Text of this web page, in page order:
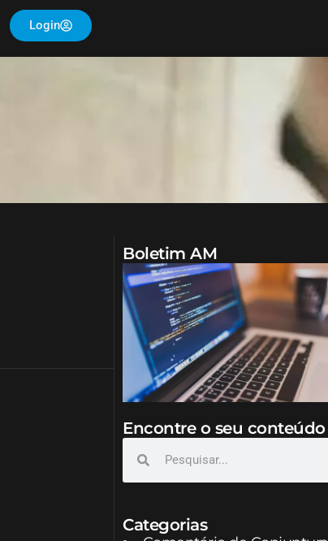
Login
Boletim AM
Encontre o seu conteúdo
Categorias